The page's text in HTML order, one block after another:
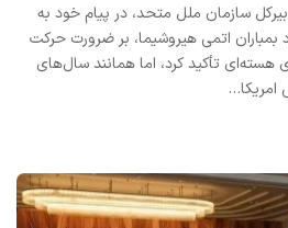
سازمان ملل متحد، در پیام خود به
اتمی هیروشیما، بر ضرورت حرکت
تأکید کرد، اما همانند سال‌های